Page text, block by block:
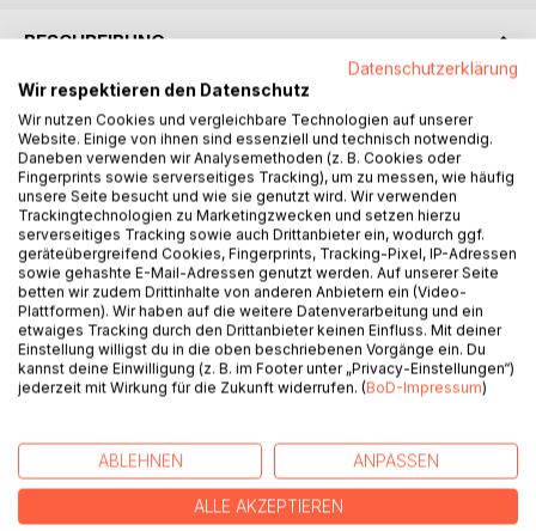
BESCHREIBUNG
Make way for the old and powerful! Persilaus corrupts.
Persilaus counterfeits but after committing the atrocity of
violating a free woman of the Ashlands, not even his former
veterans can hide his immane deeds any longer and repel
him. As the Priestesses of Sevara, followers of the
goddess of love, get called upon, their sole target is to
chase Persilaus down and cut off the body part he used to
inflict tremor on innocents.
AUTOR/IN
REZENSIONEN
Datenschutzerklärung
Wir respektieren den Datenschutz
Wir nutzen Cookies und vergleichbare Technologien auf unserer
Website. Einige von ihnen sind essenziell und technisch notwendig.
Daneben verwenden wir Analysemethoden (z. B. Cookies oder
Fingerprints sowie serverseitiges Tracking), um zu messen, wie häufig
unsere Seite besucht und wie sie genutzt wird. Wir verwenden
Trackingtechnologien zu Marketingzwecken und setzen hierzu
serverseitiges Tracking sowie auch Drittanbieter ein, wodurch ggf.
geräteübergreifend Cookies, Fingerprints, Tracking-Pixel, IP-Adressen
sowie gehashte E-Mail-Adressen genutzt werden. Auf unserer Seite
betten wir zudem Drittinhalte von anderen Anbietern ein (Video-
Plattformen). Wir haben auf die weitere Datenverarbeitung und ein
etwaiges Tracking durch den Drittanbieter keinen Einfluss. Mit deiner
Einstellung willigst du in die oben beschriebenen Vorgänge ein. Du
kannst deine Einwilligung (z. B. im Footer unter „Privacy-Einstellungen“)
jederzeit mit Wirkung für die Zukunft widerrufen. (BoD-Impressum)
ABLEHNEN ANPASSEN
ALLE AKZEPTIEREN